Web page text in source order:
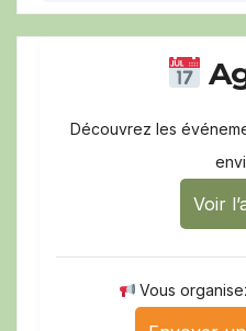
Découvrez les
Voir
Vous